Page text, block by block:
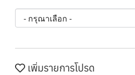
เพิ่มรายการโปรด